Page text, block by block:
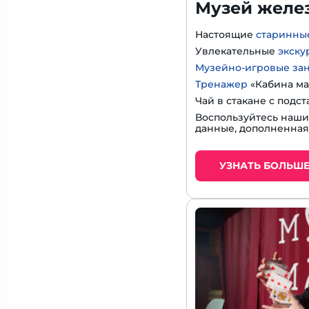
Музей
Настоящие
Увлекательные
Музейно-игровые
Тренажер «Кабина
Чай в стакане с
Воспользуйтесь
данные,
УЗНАТЬ БОЛЬШЕ